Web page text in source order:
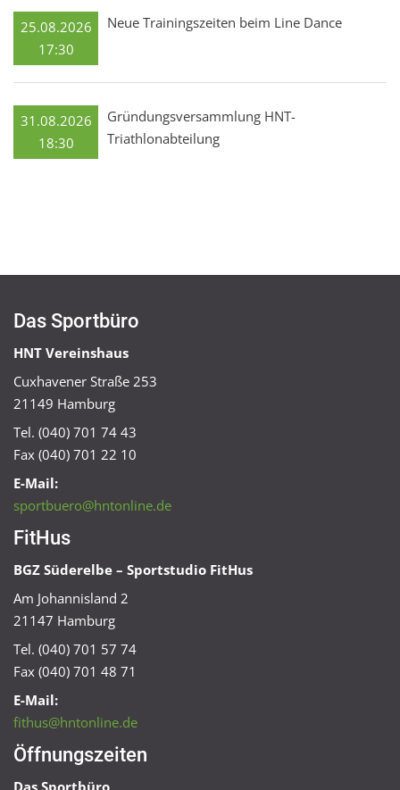
25.08.2026
17:30
Neue Trainingszeiten beim Line Dance
31.08.2026
18:30
Gründungsversammlung HNT-
Triathlonabteilung
Das Sportbüro
HNT Vereinshaus
Cuxhavener Straße 253
21149 Hamburg
Tel. (040) 701 74 43
Fax (040) 701 22 10
E-Mail:
sportbuero@hntonline.de
FitHus
BGZ Süderelbe – Sportstudio FitHus
Am Johannisland 2
21147 Hamburg
Tel. (040) 701 57 74
Fax (040) 701 48 71
E-Mail:
fithus@hntonline.de
Öffnungszeiten